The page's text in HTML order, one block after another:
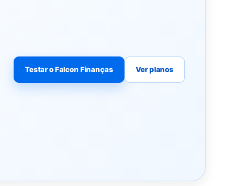
Testar o Falcon Finanças Ver planos